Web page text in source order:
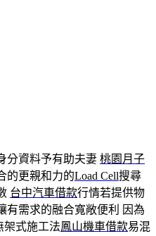
分資料予有助夫妻 桃園月子
的更親和力的Load Cell搜尋
台中汽車借款行情若提供物
有需求的融合寬敞便利 因為
架式施工法鳳山機車借款易混